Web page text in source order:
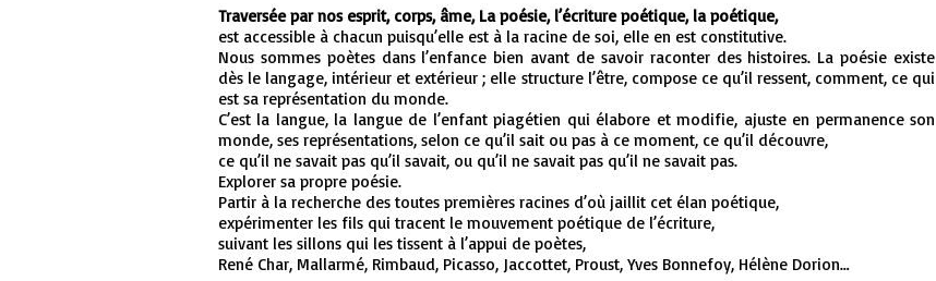
Traversée par nos esprit, corps, âme, La poésie, l’écriture poétique, la poétique,
est accessible à chacun puisqu’elle est à la racine de soi, elle en est constitutive.
Nous sommes poètes dans l’enfance bien avant de savoir raconter des histoires. La poésie existe
dès le langage, intérieur et extérieur ; elle structure l’être, compose ce qu’il ressent, comment, ce qui
est sa représentation du monde.
C’est la langue, la langue de l’enfant piagétien qui élabore et modifie, ajuste en permanence son
monde, ses représentations, selon ce qu’il sait ou pas à ce moment, ce qu’il découvre,
ce qu’il ne savait pas qu’il savait, ou qu’il ne savait pas qu’il ne savait pas.
Explorer sa propre poésie.
Partir à la recherche des toutes premières racines d’où jaillit cet élan poétique,
expérimenter les fils qui tracent le mouvement poétique de l’écriture,
suivant les sillons qui les tissent à l’appui de poètes,
René Char, Mallarmé, Rimbaud, Picasso, Jaccottet, Proust, Yves Bonnefoy, Hélène Dorion…